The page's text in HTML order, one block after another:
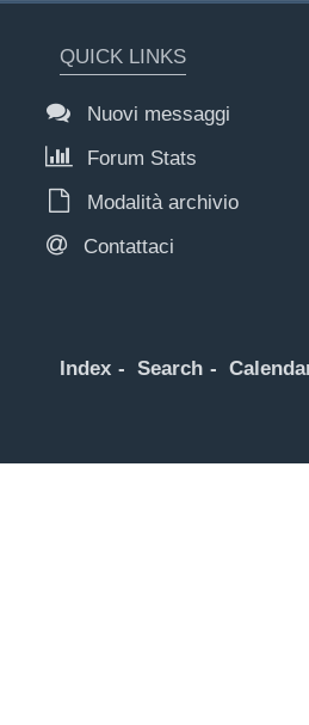
QUICK LINKS
Nuovi messaggi
Forum Stats
Modalità archivio
Contattaci
Index Search